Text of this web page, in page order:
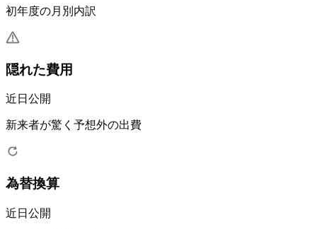
初年度の月別内訳
隠れた費用
近日公開
新来者が驚く予想外の出費
為替換算
近日公開